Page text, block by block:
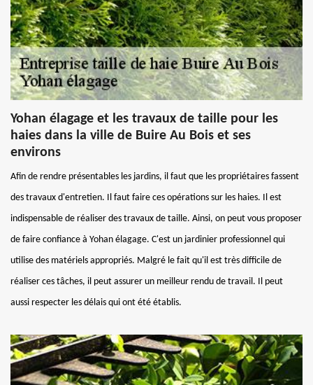
Yohan élagage et les travaux de taille pour les
haies dans la ville de Buire Au Bois et ses
environs
Afin de rendre présentables les jardins, il faut que les propriétaires fassent
des travaux d'entretien. Il faut faire ces opérations sur les haies. Il est
indispensable de réaliser des travaux de taille. Ainsi, on peut vous proposer
de faire confiance à Yohan élagage. C'est un jardinier professionnel qui
utilise des matériels appropriés. Malgré le fait qu'il est très difficile de
réaliser ces tâches, il peut assurer un meilleur rendu de travail. Il peut
aussi respecter les délais qui ont été établis.